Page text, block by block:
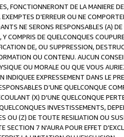
FONCTIONNERONT DE LA MANIERE
D’ERREUR OU NE
NE SERONS RESPONSABLES (A)
COMPRIS DE QUELCONQUES
DE, OU SUPPRESSION,
OU CONTENU. AUCUN
OU MORALE OU QUE VOUS
INDIQUEE EXPRESSEMENT DANS LE
D’UNE QUELCONQUE
(X) D'UNE QUELCONQUE
INVESTISSEMENTS,
OU (Z) DE TOUTE RESILIATION OU
SECTION 7 N'AURA POUR EFFET